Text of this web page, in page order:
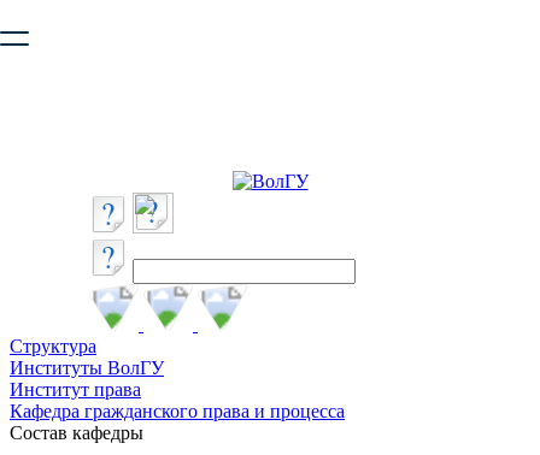
безопасную работу с сайтом. Пожалуйста
Структура
Институты ВолГУ
Институт права
Кафедра гражданского права и процесса
Состав кафедры